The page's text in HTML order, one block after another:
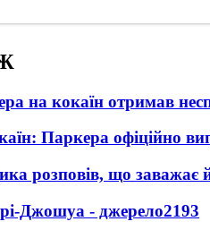
на кокаїн отримав
Паркера офіційно
розповів, що заважає
Джошуа - джерело2193